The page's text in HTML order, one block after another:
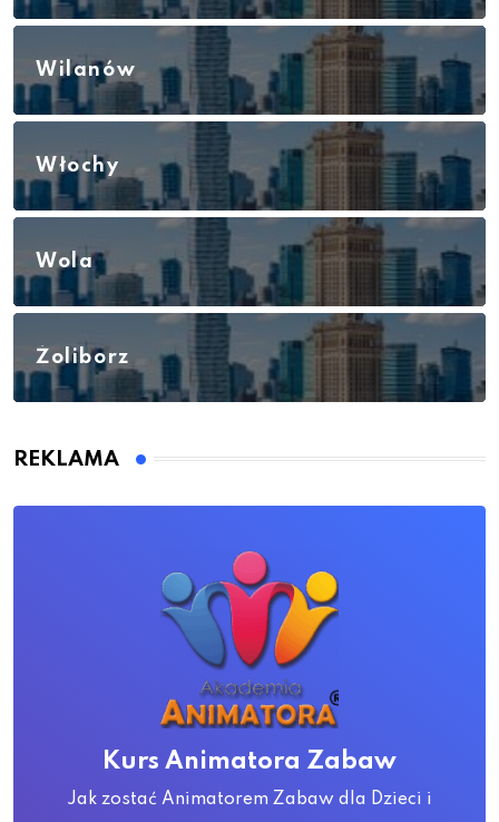
Wilanów
Włochy
Wola
Żoliborz
REKLAMA
Kurs Animatora Zabaw
Jak zostać Animatorem Zabaw dla Dzieci i